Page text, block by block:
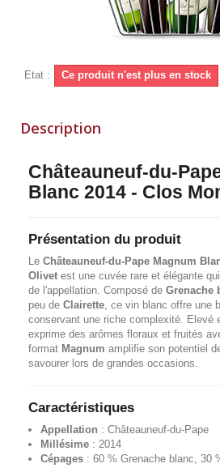
Etat : Ce produit n'est plus en stock
Description
Châteauneuf-du-
Blanc 2014 - Clos
Présentation du produit
Le Châteauneuf-du-Pape Magnum
Olivet est une cuvée rare et élégante
de l'appellation. Composé de Grenache
peu de Clairette, ce vin blanc offre une
conservant une riche complexité. Elevé
exprime des arômes floraux et fruités
format Magnum amplifie son potentiel
savourer lors de grandes occasions.
Caractéristiques
Appellation : Châteauneuf-du-Pape
Millésime : 2014
Cépages : 60 % Grenache blanc, 30